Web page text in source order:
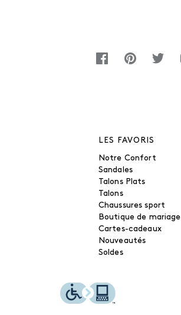
LES FAVORIS
Notre Confort
Sandales
Talons Plats
Talons
Chaussures sport
Boutique de mariage
Cartes-cadeaux
Nouveautés
Soldes